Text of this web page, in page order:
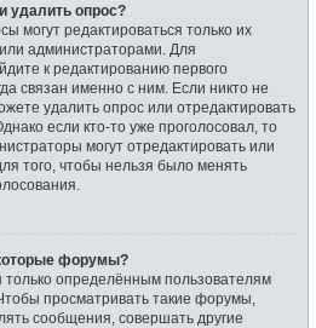
удалить опрос?
могут редактироваться только их
администраторами. Для
к редактированию первого
связан именно с ним. Если никто не
удалить опрос или отредактировать
если кто-то уже проголосовал, то
могут отредактировать или
того, чтобы нельзя было менять
форумы?
определённым пользователям
просматривать такие форумы,
сообщения, совершать другие